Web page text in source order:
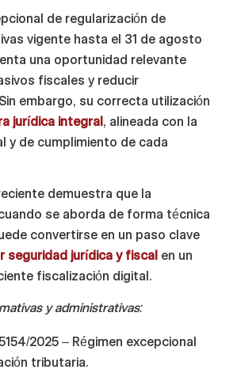
de regularización de
vigente hasta el 31 de agosto
una oportunidad relevante
fiscales y reducir
embargo, su correcta utilización
jurídica integral, alineada con la
y de cumplimiento de cada
demuestra que la
se aborda de forma técnica
convertirse en un paso clave
seguridad jurídica y fiscal en un
fiscalización digital.
y administrativas:
2025 – Régimen excepcional
tributaria.